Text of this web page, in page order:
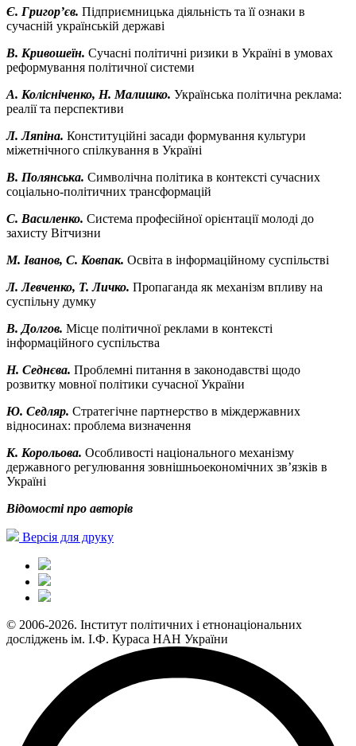
Є. Григор’єв. Підприємницька діяльність та її ознаки в
сучасній українській державі
В. Кривошеїн. Сучасні політичні ризики в Україні в умовах
реформування політичної системи
А. Колісніченко, Н. Малишко. Українська політична реклама:
реалії та перспективи
Л. Ляпіна. Конституційні засади формування культури
міжетнічного спілкування в Україні
В. Полянська. Символічна політика в контексті сучасних
соціально-політичних трансформацій
С. Василенко. Система професійної орієнтації молоді до
захисту Вітчизни
М. Іванов, С. Ковпак. Освіта в інформаційному суспільстві
Л. Левченко, Т. Личко. Пропаганда як механізм впливу на
суспільну думку
В. Долгов. Місце політичної реклами в контексті
інформаційного суспільства
Н. Седнєва. Проблемні питання в законодавстві щодо
розвитку мовної політики сучасної України
Ю. Седляр. Стратегічне партнерство в міждержавних
відносинах: проблема визначення
К. Корольова. Особливості національного механізму
державного регулювання зовнішньоекономічних зв’язків в
Україні
Відомості про авторів
Версія для друку
© 2006-2026. Інститут політичних і етнонаціональних
досліджень ім. І.Ф. Кураса НАН України